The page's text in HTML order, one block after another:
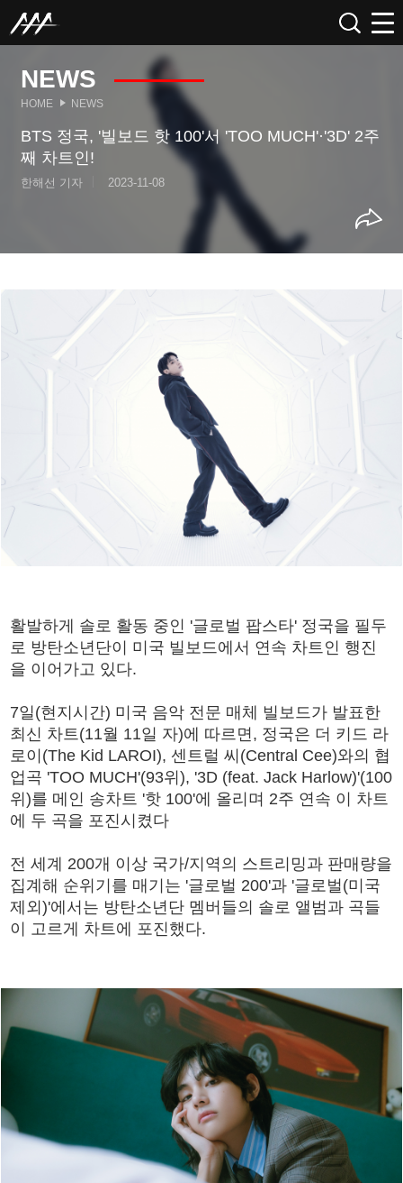
NEWS
HOME NEWS
BTS 정국, '빌보드 핫 100'서 'TOO MUCH'·'3D' 2주
째 차트인!
한해선 기자 2023-11-08
활발하게 솔로 활동 중인 '글로벌 팝스타' 정국을 필두
로 방탄소년단이 미국 빌보드에서 연속 차트인 행진
을 이어가고 있다.
7일(현지시간) 미국 음악 전문 매체 빌보드가 발표한
최신 차트(11월 11일 자)에 따르면, 정국은 더 키드 라
로이(The Kid LAROI), 센트럴 씨(Central Cee)와의 협
업곡 'TOO MUCH'(93위), '3D (feat. Jack Harlow)'(100
위)를 메인 송차트 '핫 100'에 올리며 2주 연속 이 차트
에 두 곡을 포진시켰다
전 세계 200개 이상 국가/지역의 스트리밍과 판매량을
집계해 순위기를 매기는 '글로벌 200'과 '글로벌(미국
제외)'에서는 방탄소년단 멤버들의 솔로 앨범과 곡들
이 고르게 차트에 포진했다.